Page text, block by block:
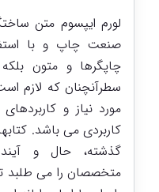
لورم ایپسوم متن
صنعت چاپ و با
چاپگرها و متون
سطرآنچنان که لازم
مورد نیاز و
کاربردی می باشد.
گذشته، حال و
متخصصان را می طلبد